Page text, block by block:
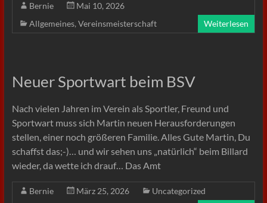
Bernie
Mai 10, 2026
Allgemeines, Vereinsmeisterschaft Weiterlesen
Neuer Sportwart beim BSV
Nach vielen Jahren im Verein als Sportler, Freund und
Sportwart muss sich Martin neuen Herausforderungen
stellen, einer noch größeren Familie. Alles Gute Martin, Du
schaffst das;-)… und wir sehen uns „natürlich“ beim Billard
wieder, da wette ich drauf… Das Amt
Bernie März 25, 2026
Uncategorized